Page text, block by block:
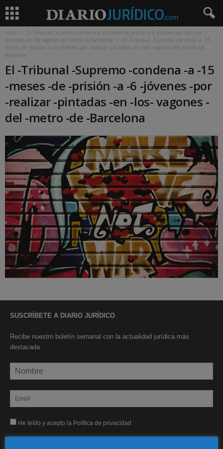
Inicio
El Tribunal Supremo condena a 15 meses de prisión a 6 jóvenes por realizar
pintadas en los vagones del metro de Barcelona
El -Tribunal -Supremo -condena -a -15 -
meses -de -prisión -a -6 -jóvenes -por -realizar -pintadas -en -los- vagones -del -metro -de -
Barcelona
El -Tribunal -Supremo -condena -a -15
-meses -de -prisión -a -6 -jóvenes -por
-realizar -pintadas -en -los- vagones -
del -metro -de -Barcelona
SUSCRÍBETE A DIARIO JURÍDICO
Recibe nuestro boletín semanal con la actualidad jurídica más
destacada.
He leído y acepto la Política de privacidad